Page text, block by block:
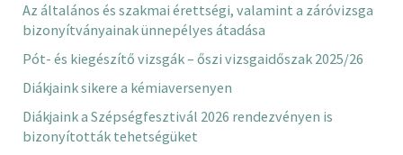
Az általános és szakmai érettségi, valamint a záróvizsga
bizonyítványainak ünnepélyes átadása
Pót- és kiegészítő vizsgák – őszi vizsgaidőszak 2025/26
Diákjaink sikere a kémiaversenyen
Diákjaink a Szépségfesztivál 2026 rendezvényen is
bizonyították tehetségüket